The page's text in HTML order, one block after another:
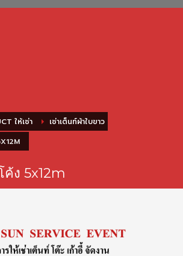
ให้เช่า
เช่าเต็นท์ผ้าใบขาว
ค้ง 5x12m